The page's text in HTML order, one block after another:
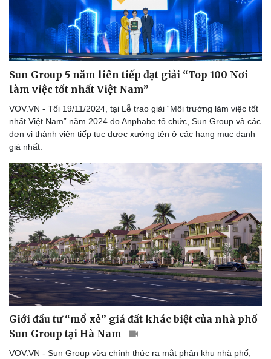
Sun Group 5 năm liên tiếp đạt giải “Top 100 Nơi
làm việc tốt nhất Việt Nam”
VOV.VN - Tối 19/11/2024, tại Lễ trao giải “Môi trường làm việc tốt
nhất Việt Nam” năm 2024 do Anphabe tổ chức, Sun Group và các
đơn vị thành viên tiếp tục được xướng tên ở các hạng mục danh
giá nhất.
Giới đầu tư “mổ xẻ” giá đất khác biệt của nhà phố
Sun Group tại Hà Nam
VOV.VN - Sun Group vừa chính thức ra mắt phân khu nhà phố,